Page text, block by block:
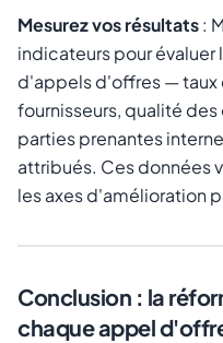
Mesurez vos résultats:
indicateurs pour
d'appels d'offres —
fournisseurs, qualité
parties prenantes
attribués. Ces données
les axes d'amélioration
Conclusion : la
chaque appel